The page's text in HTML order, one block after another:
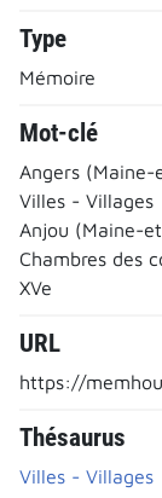
Type
Mémoire
Mot-clé
Angers (Maine-
Villes - Villages
Anjou (Maine-
Chambres des
XVe
URL
https://
Thésaurus
Villes - Villages